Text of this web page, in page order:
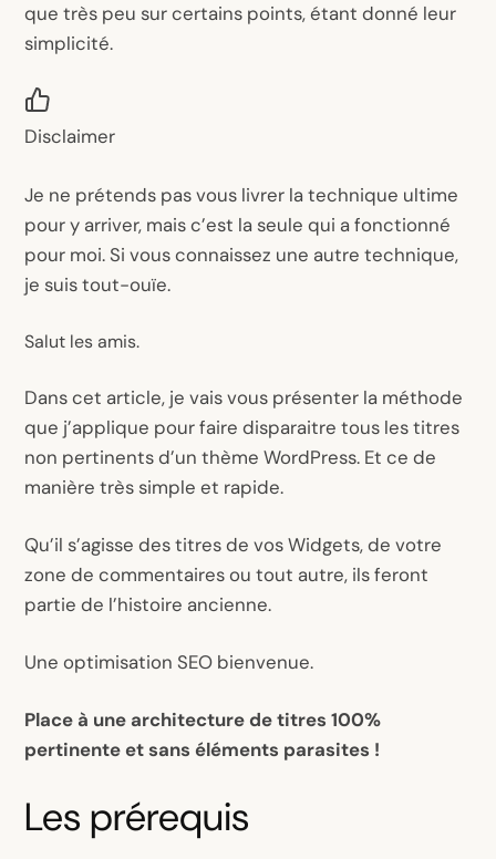
que très peu sur certains points, étant donné leur
simplicité.
Disclaimer
Je ne prétends pas vous livrer la technique ultime
pour y arriver, mais c’est la seule qui a fonctionné
pour moi. Si vous connaissez une autre technique,
je suis tout-ouïe.
Salut les amis.
Dans cet article, je vais vous présenter la méthode
que j’applique pour faire disparaitre tous les titres
non pertinents d’un thème WordPress. Et ce de
manière très simple et rapide.
Qu’il s’agisse des titres de vos Widgets, de votre
zone de commentaires ou tout autre, ils feront
partie de l’histoire ancienne.
Une optimisation SEO bienvenue.
Place à une architecture de titres 100%
pertinente et sans éléments parasites !
Les prérequis